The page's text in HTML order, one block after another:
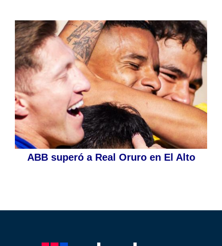
ABB superó a Real Oruro en El Alto